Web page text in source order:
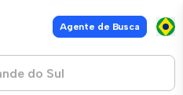
Agente de Busca